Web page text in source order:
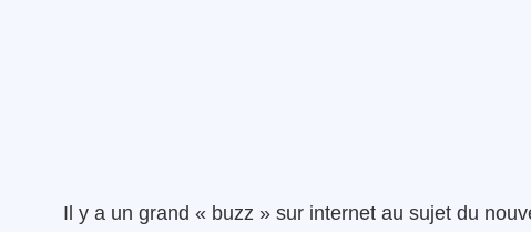
Il y a un grand « buzz » sur internet au sujet du